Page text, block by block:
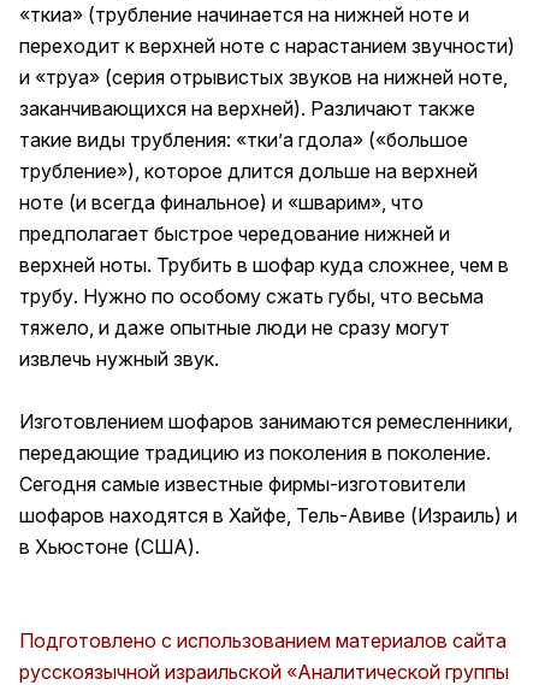
«ткиа» (трубление начинается на нижней ноте и
переходит к верхней ноте с нарастанием звучности)
и «труа» (серия отрывистых звуков на нижней ноте,
заканчивающихся на верхней). Различают также
такие виды трубления: «тки’а гдола» («большое
трубление»), которое длится дольше на верхней
ноте (и всегда финальное) и «шварим», что
предполагает быстрое чередование нижней и
верхней ноты. Трубить в шофар куда сложнее, чем в
трубу. Нужно по особому сжать губы, что весьма
тяжело, и даже опытные люди не сразу могут
извлечь нужный звук.
Изготовлением шофаров занимаются ремесленники,
передающие традицию из поколения в поколение.
Сегодня самые известные фирмы-изготовители
шофаров находятся в Хайфе, Тель-Авиве (Израиль) и
в Хьюстоне (США).
Подготовлено с использованием материалов сайта
русскоязычной израильской «Аналитической группы